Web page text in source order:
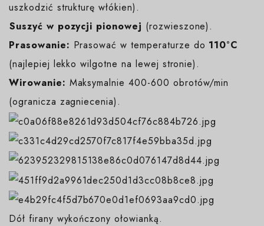
uszkodzić strukturę włókien).
️Suszyć w pozycji pionowej (rozwieszone).
Prasowanie: Prasować w temperaturze do 110°C
(najlepiej lekko wilgotne na lewej stronie).
Wirowanie: Maksymalnie 400-600 obrotów/min
(ogranicza zagniecenia).
Dół firany wykończony ołowianką.